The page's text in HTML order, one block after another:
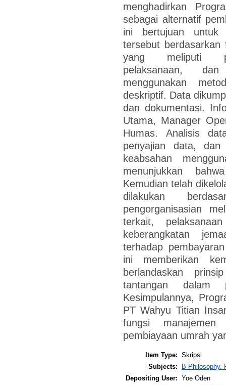
menghadirkan
sebagai alternatif
ini bertujuan untuk
tersebut
yang meliputi
pelaksanaan,
menggunakan
deskriptif. Data
dan dokumentasi.
Utama, Manager
Humas. Analisis
penyajian data,
keabsahan
menunjukkan
Kemudian telah
dilakukan
pengorganisasian
terkait,
keberangkatan
terhadap
ini memberikan
berlandaskan
tantangan dalam
Kesimpulannya,
PT Wahyu Titian
fungsi
pembiayaan umrah
Item Type: Skripsi
Subjects:
B Philosophy.
Depositing User: Yoe Oden